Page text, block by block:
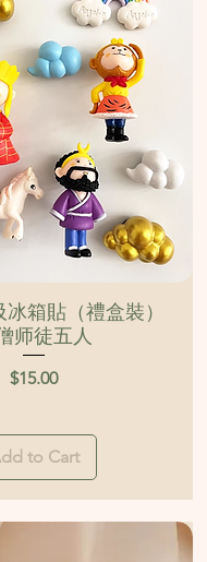
View
箱貼（禮盒裝）
师徒五人
Price
$15.00
to Cart